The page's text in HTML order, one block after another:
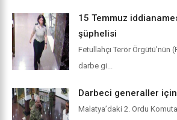
15 Temmuz
şüphelisi
Fetullahçı Terör Örgütü’nün
darbe gi...
Darbeci generaller
Malatya’daki 2. Ordu